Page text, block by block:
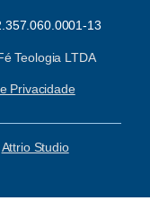
13
Teologia LTDA
Privacidade
Attrio Studio